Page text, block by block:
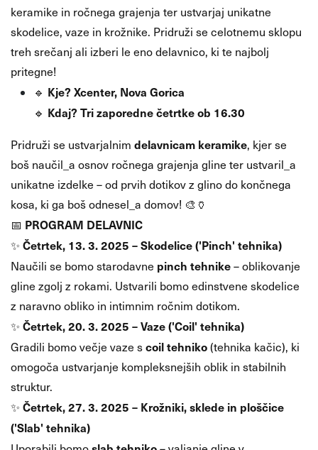
keramike in ročnega grajenja ter ustvarjaj unikatne
skodelice, vaze in krožnike. Pridruži se celotnemu sklopu
treh srečanj ali izberi le eno delavnico, ki te najbolj
pritegne!
🔹 Kje? Xcenter, Nova Gorica
🔹 Kdaj? Tri zaporedne četrtke ob 16.30
Pridruži se ustvarjalnim delavnicam keramike, kjer se
boš naučil_a osnov ročnega grajenja gline ter ustvaril_a
unikatne izdelke – od prvih dotikov z glino do končnega
kosa, ki ga boš odnesel_a domov! 🎨🏺
📅 PROGRAM DELAVNIC
✨ Četrtek, 13. 3. 2025 – Skodelice ('Pinch' tehnika)
Naučili se bomo starodavne pinch tehnike– oblikovanje
gline zgolj z rokami. Ustvarili bomo edinstvene skodelice
z naravno obliko in intimnim ročnim dotikom.
✨ Četrtek, 20. 3. 2025 – Vaze ('Coil' tehnika)
Gradili bomo večje vaze scoil tehniko(tehnika kačic), ki
omogoča ustvarjanje kompleksnejših oblik in stabilnih
struktur.
✨ Četrtek, 27. 3. 2025 – Krožniki, sklede in ploščice
('Slab' tehnika)